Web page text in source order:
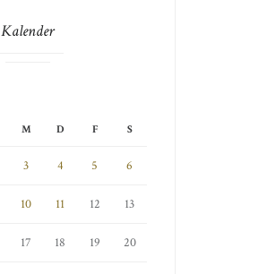
Kalender
M D F S
3 4 5 6
10 11 12 13
17 18 19 20